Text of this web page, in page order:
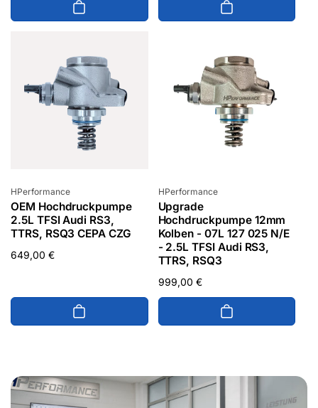
Anbieter:
HPerformance
OEM Hochdruckpumpe
2.5L TFSI Audi RS3,
TTRS, RSQ3 CEPA CZG
Normaler
649,00 €
Anbieter:
HPerformance
Upgrade
Hochdruckpumpe 12mm
Kolben - 07L 127 025 N/E
- 2.5L TFSI Audi RS3,
TTRS, RSQ3
Normaler
Preis
999,00 €